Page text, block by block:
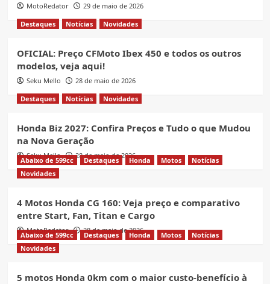
MotoRedator
29 de maio de 2026
Destaques
Notícias Novidades
OFICIAL: Preço CFMoto Ibex 450 e todos os outros
modelos, veja aqui!
Seku Mello
28 de maio de 2026
Destaques
Notícias Novidades
Honda Biz 2027: Confira Preços e Tudo o que Mudou
na Nova Geração
Seku Mello 28 de maio de 2026
Abaixo de 599cc Destaques Honda Motos
Notícias
Novidades
4 Motos Honda CG 160: Veja preço e comparativo
entre Start, Fan, Titan e Cargo
MotoRedator 28 de maio de 2026
Abaixo de 599cc Destaques Honda Motos
Notícias
Novidades
5 motos Honda 0km com o maior custo-benefício à